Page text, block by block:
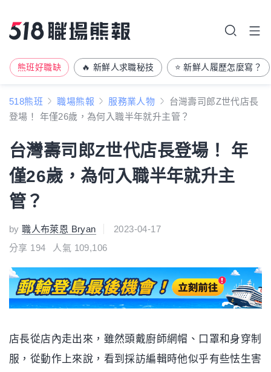
熊班好職缺 🔥 新鮮人求職秘技 ⭐ 新鮮人履歷怎麼寫？
518熊班 職場熊報 服務業人物
台灣壽司郎Z世代店長
登場！ 年僅26歲，為何入職半年就升主管？
台灣壽司郎Z世代店長登場！ 年
僅26歲，為何入職半年就升主
管？
by職人布萊恩 Bryan
2023-04-17
分享 194 人氣 109,106
店長從店內走出來，雖然頭戴廚師網帽、口罩和身穿制
服，從動作上來說，看到採訪編輯時他似乎有些怯生害